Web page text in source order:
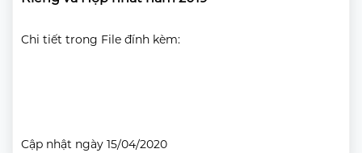
Chi tiết trong File đính kèm:
Cập nhật ngày 15/04/2020